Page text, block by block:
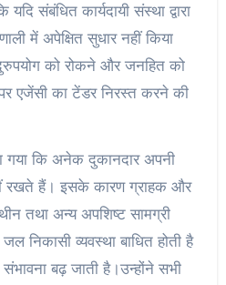
संबंधित कार्यदायी संस्था द्वारा
में अपेक्षित सुधार नहीं किया
को रोकने और जनहित को
एजेंसी का टेंडर निरस्त करने की
गया कि अनेक दुकानदार अपनी
रखते हैं। इसके कारण ग्राहक और
तथा अन्य अपशिष्ट सामग्री
निकासी व्यवस्था बाधित होती है
बढ़ जाती है।उन्होंने सभी